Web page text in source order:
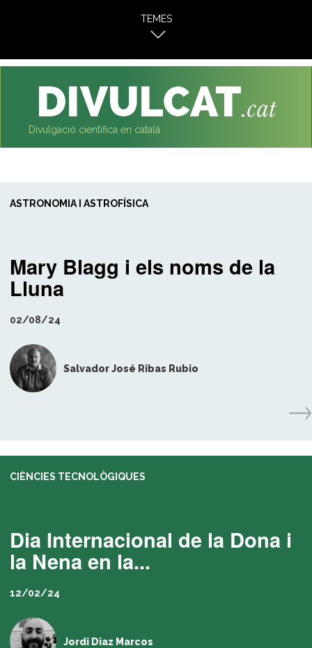
TEMES
Divulgació científica en català
ASTRONOMIA I ASTROFÍSICA
Mary Blagg i els noms de la
Lluna
02/08/24
Salvador José Ribas Rubio
CIÈNCIES TECNOLÒGIQUES
Dia Internacional de la Dona i
la Nena en la...
12/02/24
Jordi Diaz Marcos